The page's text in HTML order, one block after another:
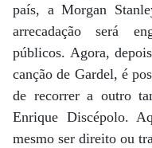
país, a Morgan
arrecadação será
públicos. Agora,
canção de Gardel, é
de recorrer a outro
Enrique Discépolo.
mesmo ser direito ou